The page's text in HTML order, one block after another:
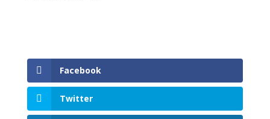
Facebook
Twitter